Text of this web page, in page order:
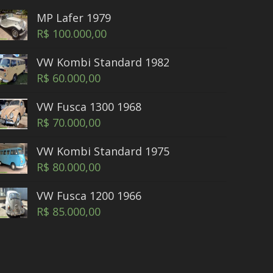
MP Lafer 1979
R$ 100.000,00
VW Kombi Standard 1982
R$ 60.000,00
VW Fusca 1300 1968
R$ 70.000,00
VW Kombi Standard 1975
R$ 80.000,00
VW Fusca 1200 1966
R$ 85.000,00